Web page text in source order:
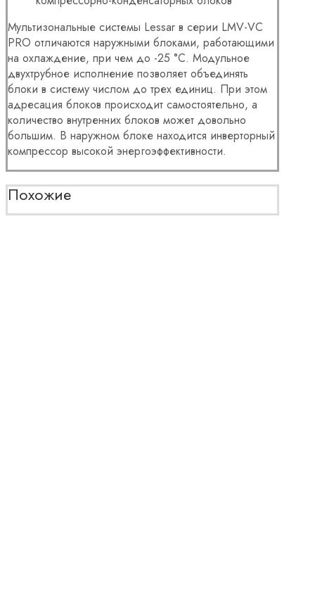
Мультизональные системы Lessar в серии LMV-VC
PRO отличаются наружными блоками, работающими
на охлаждение, при чем до -25 °С. Модульное
двухтрубное исполнение позволяет объединять
блоки в систему числом до трех единиц. При этом
адресация блоков происходит самостоятельно, а
количество внутренних блоков может довольно
большим. В наружном блоке находится инверторный
компрессор высокой энергоэффективности.
Похожие